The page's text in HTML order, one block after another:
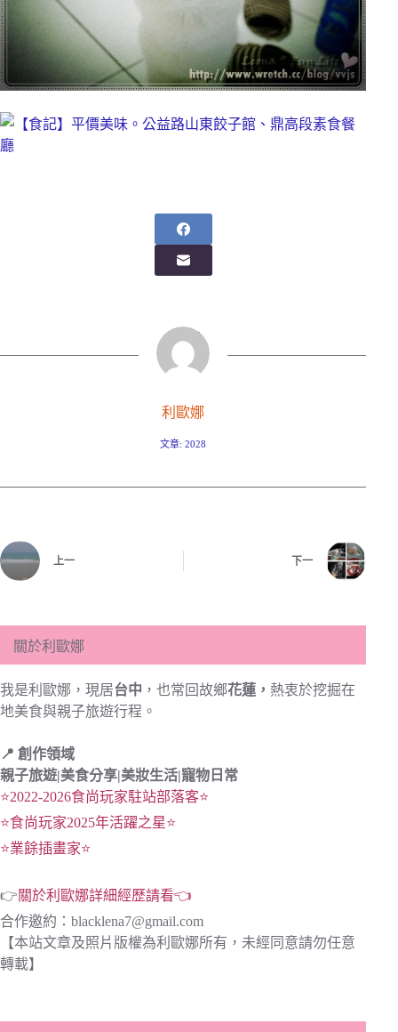
利歐娜
文章: 2028
上一 下一
關於利歐娜
我是利歐娜，現居台中 ，也常回故鄉花蓮， 熱衷於挖掘在
地美食與親子旅遊行程。
📍 創作領域
親子旅遊|美食分享|美妝生活|寵物日常
⭐2022-2026食尚玩家駐站部落客⭐
⭐食尚玩家2025年活躍之星⭐
⭐業餘插畫家⭐
👉關於利歐娜詳細經歷請看👈
合作邀約： blacklena7@gmail.com
【本站文章及照片版權為利歐娜所有，未經同意請勿任意
轉載】